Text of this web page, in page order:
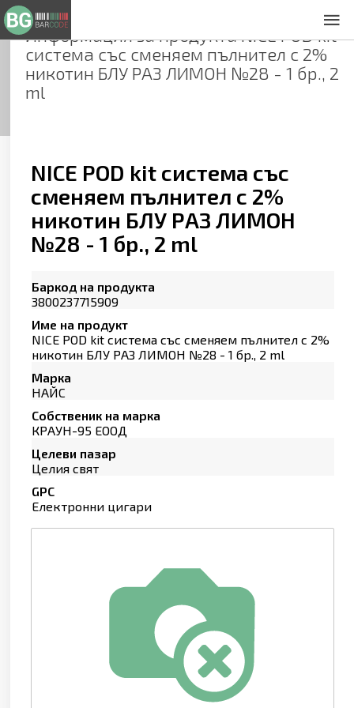
Информация за продуктаNICE POD kit
система със сменяем пълнител с 2%
никотин БЛУ РАЗ ЛИМОН №28 - 1 бр., 2
ml
NICE POD kit система със
сменяем пълнител с 2%
никотин БЛУ РАЗ ЛИМОН
№28 - 1 бр., 2 ml
Баркод на продукта
3800237715909
Име на продукт
NICE POD kit система със сменяем пълнител с 2%
никотин БЛУ РАЗ ЛИМОН №28 - 1 бр., 2 ml
Марка
НАЙС
Собственик на марка
КРАУН-95 ЕООД
Целеви пазар
Целия свят
GPC
Електронни цигари
Общи условия
Декларация за проверителност